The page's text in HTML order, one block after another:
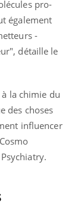
pro-
également
-
détaille le
la chimie du
des choses
influencer